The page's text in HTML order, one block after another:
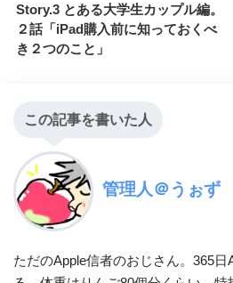
Story.3 とある大学生カップル編。
２話「iPad購入前に知っておくべ
き２つのこと」
この記事を書いた人
管理人＠うぉず
ただのApple信者のおじさん。365